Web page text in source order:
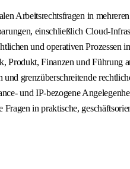
Arbeitsrechtsfragen in
einschließlich Cloud-
und operativen Prozessen
Produkt, Finanzen und Führung
und grenzüberschreitende
und IP-bezogene
in praktische,